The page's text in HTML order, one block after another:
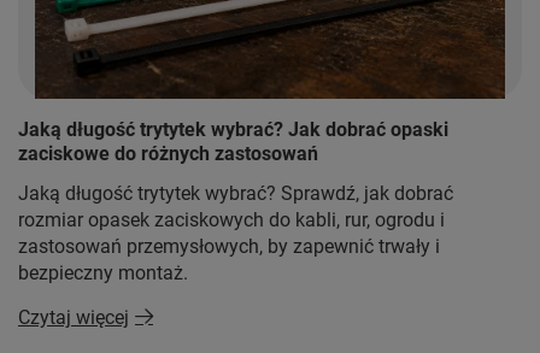
Jaką długość trytytek wybrać? Jak dobrać opaski
zaciskowe do różnych zastosowań
Jaką długość trytytek wybrać? Sprawdź, jak dobrać
rozmiar opasek zaciskowych do kabli, rur, ogrodu i
zastosowań przemysłowych, by zapewnić trwały i
bezpieczny montaż.
Czytaj więcej